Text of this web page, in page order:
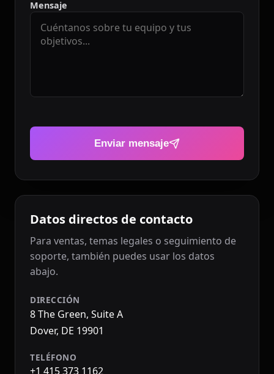
Mensaje
Enviar mensaje
Datos directos de contacto
Para ventas, temas legales o seguimiento de
soporte, también puedes usar los datos
abajo.
DIRECCIÓN
8 The Green, Suite A
Dover, DE 19901
TELÉFONO
+1 415 373 1162